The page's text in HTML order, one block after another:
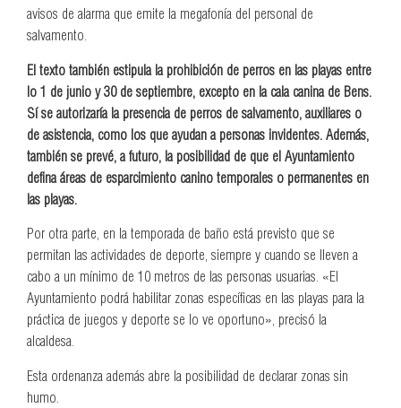
avisos de alarma que emite la megafonía del personal de
salvamento.
El texto también estipula la prohibición de perros en las playas entre
lo 1 de junio y 30 de septiembre, excepto en la cala canina de Bens.
Sí se autorizaría la presencia de perros de salvamento, auxiliares o
de asistencia, como los que ayudan a personas invidentes. Además,
también se prevé, a futuro, la posibilidad de que el Ayuntamiento
defina áreas de esparcimiento canino temporales o permanentes en
las playas.
Por otra parte, en la temporada de baño está previsto que se
permitan las actividades de deporte, siempre y cuando se lleven a
cabo a un mínimo de 10 metros de las personas usuarias. «El
Ayuntamiento podrá habilitar zonas específicas en las playas para la
práctica de juegos y deporte se lo ve oportuno», precisó la
alcaldesa.
Esta ordenanza además abre la posibilidad de declarar zonas sin
humo.